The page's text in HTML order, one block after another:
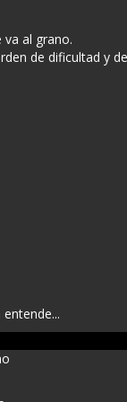
al grano.
de dificultad y